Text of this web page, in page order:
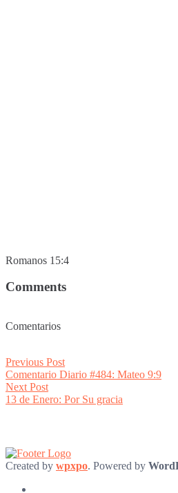
Romanos 15:4
Comments
Comentarios
Post
navigation
Previous PostPrevious
post:
Comentario Diario #484: Mateo 9:9
Next PostNext
post:
13 de Enero: Por Su gracia
Created by wpxpo. Powered by